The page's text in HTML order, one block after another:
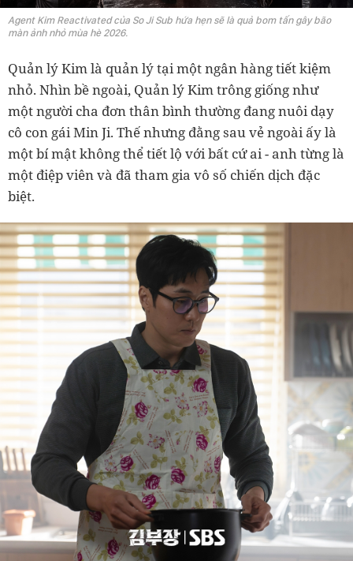
Agent Kim Reactivated của So Ji Sub hứa hẹn sẽ là quả bom tấn gây bão
màn ảnh nhỏ mùa hè 2026.
Quản lý Kim là quản lý tại một ngân hàng tiết kiệm
nhỏ. Nhìn bề ngoài, Quản lý Kim trông giống như
một người cha đơn thân bình thường đang nuôi dạy
cô con gái Min Ji. Thế nhưng đằng sau vẻ ngoài ấy là
một bí mật không thể tiết lộ với bất cứ ai - anh từng là
một điệp viên và đã tham gia vô số chiến dịch đặc
biệt.